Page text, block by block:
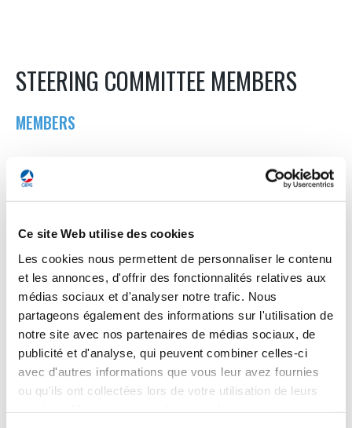
Ce site Web utilise des cookies
Les cookies nous permettent de personnaliser le contenu
et les annonces, d'offrir des fonctionnalités relatives aux
médias sociaux et d'analyser notre trafic. Nous
partageons également des informations sur l'utilisation de
notre site avec nos partenaires de médias sociaux, de
publicité et d'analyse, qui peuvent combiner celles-ci
avec d'autres informations que vous leur avez fournies
ou qu'ils ont collectées lors de votre utilisation de leurs
STEERING COMMITTEE MEMBERS
MEMBERS
Mr. Nicolas BONLEUX (Thales Aerospace Communications)
Mrs Sophie BRECHOIRE (Michelin Aerospace)
Mr. Vincent CARO (Safran Nacelles)
Mr. Jean-François CHANUT (Ratier Figeac)
Mr. Florent CHAUVANCY (Thales)
Mr. Aymeric DAHER (Daher)
Mr. Vincent DEDIEU (Sodern)
Mr. Cédric DUCLOS (Saft)
Mr. Hervé GRANDJEAN (Sabena Technics)
Mr. Jean-Christophe LAMBERT (Ascendance)